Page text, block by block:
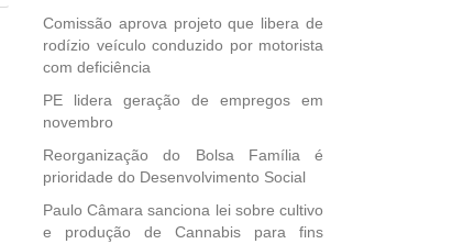
Comissão aprova projeto que libera de
rodízio veículo conduzido por motorista
com deficiência
PE lidera geração de empregos em
novembro
Reorganização do Bolsa Família é
prioridade do Desenvolvimento Social
Paulo Câmara sanciona lei sobre cultivo
e produção de Cannabis para fins